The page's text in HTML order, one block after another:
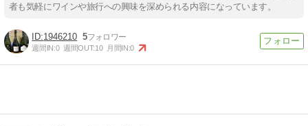
者も気軽にワインや旅行への興味を深められる内容になっています。
1946210 5
週間IN:0 週間OUT:10 月間IN:0